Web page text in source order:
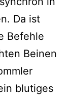
Da ist
Befehle
Beinen
blutiges